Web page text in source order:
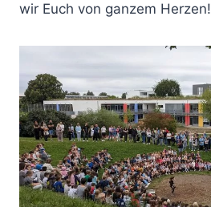
wir Euch von ganzem Herzen!